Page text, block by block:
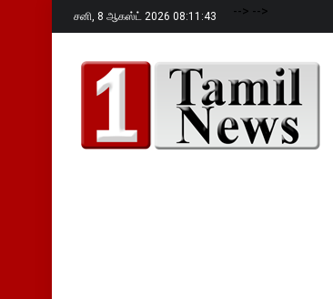
சனி, 8 ஆகஸ்ட் 2026 08:11:44 --> -->